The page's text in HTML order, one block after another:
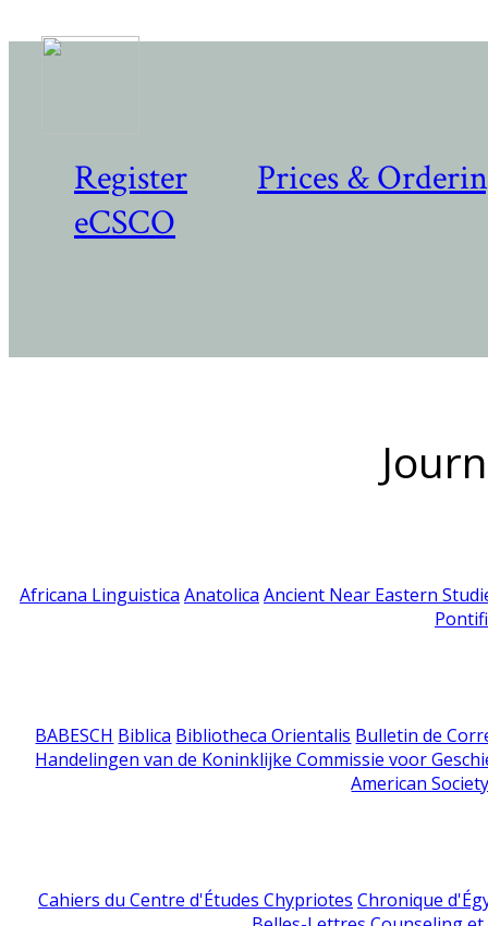
Register
Prices &
eCSCO
Africana Linguistica Anatolica Ancient Near Eastern
BABESCH Biblica Bibliotheca Orientalis Bulletin de
Handelingen van de Koninklijke Commissie voor
American
Cahiers du Centre d'Études Chypriotes Chronique